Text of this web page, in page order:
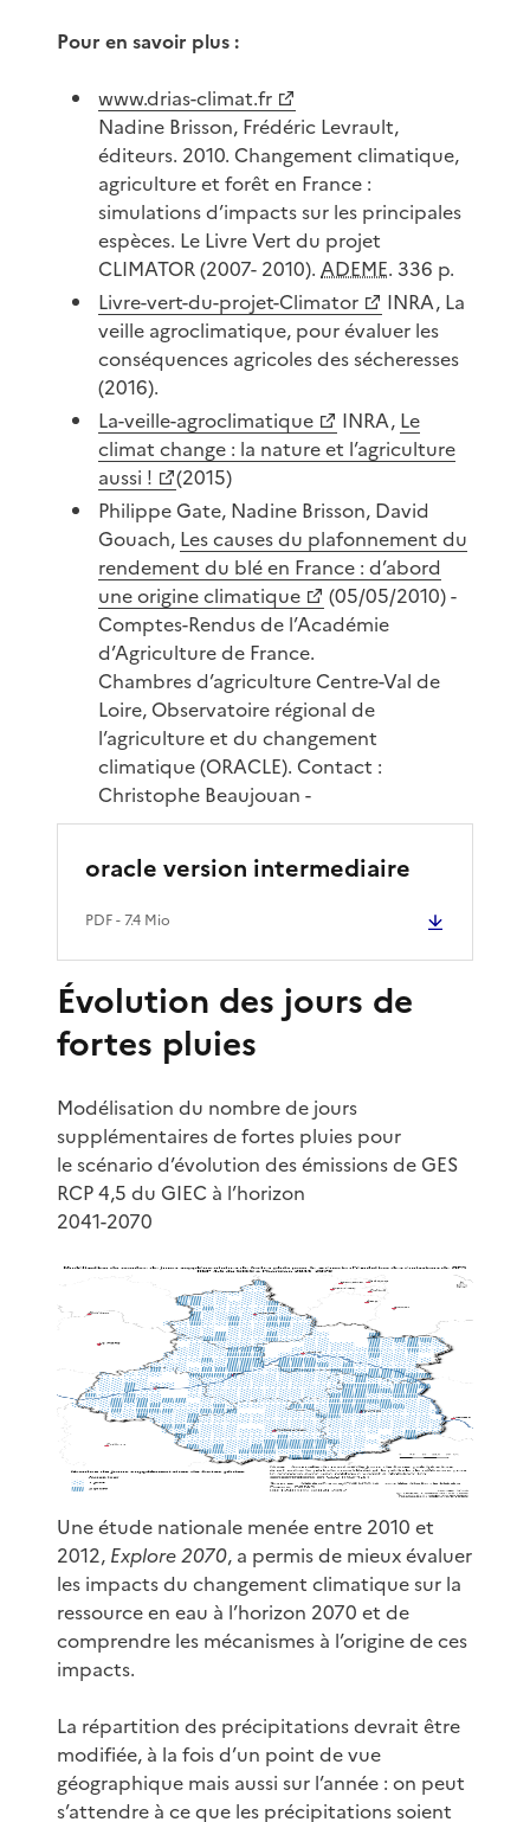
Pour en savoir plus :
www.drias-climat.fr
Nadine Brisson, Frédéric Levrault,
éditeurs. 2010. Changement climatique,
agriculture et forêt en France :
simulations d’impacts sur les principales
espèces. Le Livre Vert du projet
CLIMATOR (2007- 2010).ADEME. 336 p.
Livre-vert-du-projet-Climator
INRA, La
veille agroclimatique, pour évaluer les
conséquences agricoles des sécheresses
(2016).
La-veille-agroclimatique
INRA, Le
climat change : la nature et l’agriculture
aussi !
(2015)
Philippe Gate, Nadine Brisson, David
Gouach, Les causes du plafonnement du
rendement du blé en France : d’abord
une origine climatique
(05/05/2010) -
Comptes-Rendus de l’Académie
d’Agriculture de France.
Chambres d’agriculture Centre-Val de
Loire, Observatoire régional de
l’agriculture et du changement
climatique (ORACLE). Contact :
Christophe Beaujouan -
oracle version intermediaire
PDF- 7.4 Mio
Évolution des jours de
fortes pluies
Modélisation du nombre de jours
supplémentaires de fortes pluies pour
le scénario d’évolution des émissions de GES
RCP 4,5 du GIEC à l’horizon
2041-2070
Une étude nationale menée entre 2010 et
2012, Explore 2070, a permis de mieux évaluer
les impacts du changement climatique sur la
ressource en eau à l’horizon 2070 et de
comprendre les mécanismes à l’origine de ces
impacts.
La répartition des précipitations devrait être
modifiée, à la fois d’un point de vue
géographique mais aussi sur l’année : on peut
s’attendre à ce que les précipitations soient